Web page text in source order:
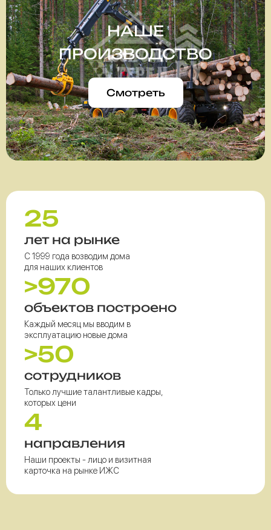
НАШЕ
ПРОИЗВОДСТВО
Смотреть
25
лет на рынке
С 1999 года возводим дома
для наших клиентов
>970
объектов построено
Каждый месяц мы вводим в
эксплуатацию новые дома
>50
сотрудников
Только лучшие талантливые кадры,
которых цени
4
направления
Наши проекты - лицо и визитная
карточка на рынке ИЖС